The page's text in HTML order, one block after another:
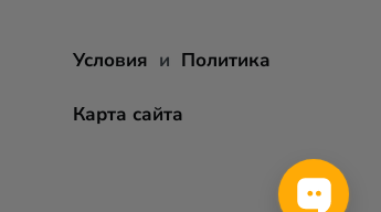
Условия и Политика
Карта сайта